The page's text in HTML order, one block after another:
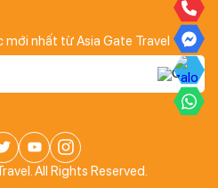
nhất từ Asia Gate Travel
All Rights Reserved.